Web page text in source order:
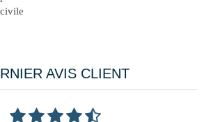
AVIS CLIENT